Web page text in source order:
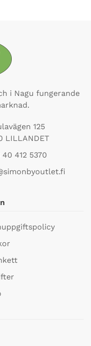
i Nagu fungerande
125
LILLANDET
40 412 5370